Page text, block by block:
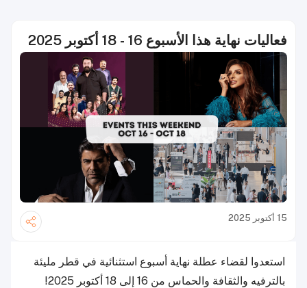
فعاليات نهاية هذا الأسبوع 16 - 18 أكتوبر 2025
15 أكتوبر 2025
استعدوا لقضاء عطلة نهاية أسبوع استثنائية في قطر مليئة
بالترفيه والثقافة والحماس من 16 إلى 18 أكتوبر 2025!